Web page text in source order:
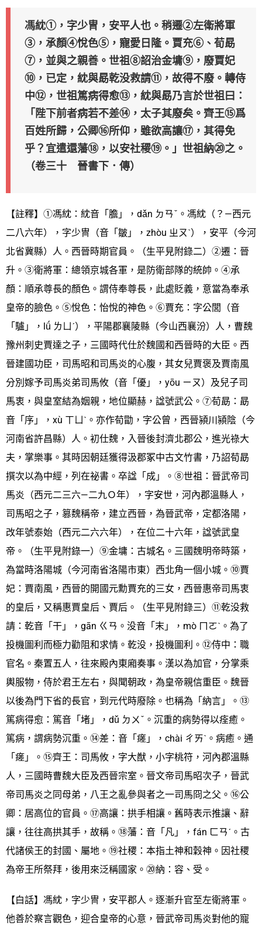
馮紞①，字少冑，安平人也。稍遷②左衛將軍
③，承顏④悅色⑤，寵愛日隆。賈充⑥、荀勗
⑦，並與之親善。世祖⑧詔治金墉⑨，廢賈妃
⑩，已定，紞與勗乾没救請⑪，故得不廢。轉侍
中⑫，世祖篤病得愈⑬，紞與勗乃言於世祖曰：
「陛下前者病若不差⑭，太子其廢矣。齊王⑮爲
百姓所歸，公卿⑯所仰，雖欲高讓⑰，其得免
乎？宜遣還藩⑱，以安社稷⑲。」世祖納⑳之。
（卷三十 晉書下．傳）
【註釋】①馮紞：紞音「膽」，dǎn ㄉㄢˇ。馮紞（？—西元
二八六年），字少冑（音「皺」，zhòu ㄓㄡˋ），安平（今河
北省冀縣）人。西晉時期官員。（生平見附錄二）②遷：晉
升。③衛將軍：總領京城各軍，是防衛部隊的統帥。④承
顏：順承尊長的顏色。謂侍奉尊長，此處貶義，意當為奉承
皇帝的臉色。⑤悅色：怡悅的神色。⑥賈充：字公閭（音
「驢」，lǘ ㄌㄩˊ），平陽郡襄陵縣（今山西襄汾）人，曹魏
豫州刺史賈達之子，三國時代仕於魏國和西晉時的大臣。西
晉建國功臣，司馬昭和司馬炎的心腹，其女兒賈褒及賈南風
分別嫁予司馬炎弟司馬攸（音「優」，yōu ㄧㄡ）及兒子司
馬衷，與皇室結為姻親，地位顯赫，諡號武公。⑦荀勗：勗
音「序」，xù ㄒㄩˋ。亦作荀勖，字公曾，西晉潁川潁陰（今
河南省許昌縣）人。初仕魏，入晉後封濟北郡公，進光祿大
夫，掌樂事。其時因朝廷獲得汲郡冢中古文竹書，乃詔荀勗
撰次以為中經，列在祕書。卒諡「成」。⑧世祖：晉武帝司
馬炎（西元二三六—二九Ｏ年），字安世，河內郡溫縣人，
司馬昭之子，篡魏稱帝，建立西晉，為晉武帝，定都洛陽，
改年號泰始（西元二六六年），在位二十六年，諡號武皇
帝。（生平見附錄一）⑨金墉：古城名。三國魏明帝時築，
為當時洛陽城（今河南省洛陽市東）西北角一個小城。⑩賈
妃：賈南風，西晉的開國元勳賈充的三女，西晉惠帝司馬衷
的皇后，又稱惠賈皇后、賈后。（生平見附錄三）⑪乾没救
請：乾音「干」，gān ㄍㄢ。没音「末」，mò ㄇㄛˋ。為了
投機圖利而極力勸阻和求情。乾没，投機圖利。⑫侍中：職
官名。秦置五人，往來殿內東廂奏事。漢以為加官，分掌乘
輿服物，侍於君王左右，與聞朝政，為皇帝親信重臣。魏晉
以後為門下省的長官，到元代時廢除。也稱為「納言」。⑬
篤病得愈：篤音「堵」，dǔ ㄉㄨˇ。沉重的病勢得以痊癒。
篤病，謂病勢沉重。⑭差：音「瘥」，chài ㄔㄞˋ。病癒。通
「瘥」。⑮齊王：司馬攸，字大猷，小字桃符，河內郡溫縣
人，三國時曹魏大臣及西晉宗室。晉文帝司馬昭次子，晉武
帝司馬炎之同母弟，八王之亂參與者之一司馬冏之父。⑯公
卿：居高位的官員。⑰高讓：拱手相讓。舊時表示推讓、辭
讓，往往高拱其手，故稱。⑱藩：音「凡」，fán ㄈㄢˊ。古
代諸侯王的封國、屬地。⑲社稷：本指土神和穀神。因社稷
為帝王所祭拜，後用來泛稱國家。⑳納：容、受。
【白話】馮紞，字少冑，安平郡人。逐漸升官至左衛將軍。
他善於察言觀色，迎合皇帝的心意，晉武帝司馬炎對他的寵